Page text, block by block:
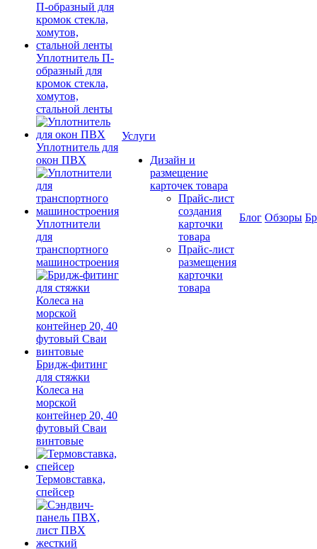
Уплотнитель П-
образный для
кромок стекла,
хомутов,
стальной ленты
Уплотнитель для
окон ПВХ
Уплотнители
для
транспортного
машиностроения
Бридж-фитинг
для стяжки
Колеса на
морской
контейнер 20, 40
футовый Сваи
винтовые
Термовставка,
спейсер
Услуги
Дизайн и
размещение
карточек товара
Прайс-лист
создания
карточки
товара
Прайс-лист
размещения
карточки
товара
Блог Обзоры